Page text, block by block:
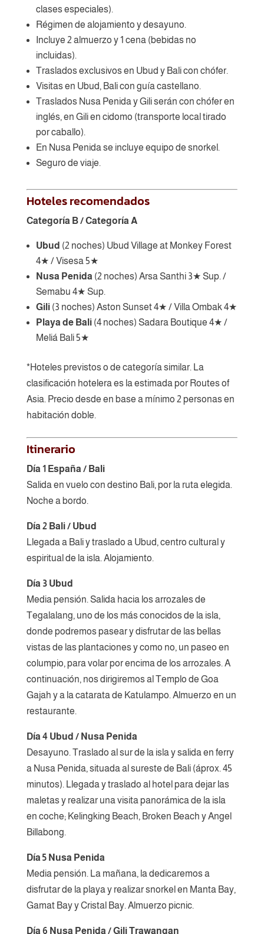
clases especiales).
Régimen de alojamiento y desayuno.
Incluye 2 almuerzo y 1 cena (bebidas no
incluidas).
Traslados exclusivos en Ubud y Bali con chófer.
Visitas en Ubud, Bali con guía castellano.
Traslados Nusa Penida y Gili serán con chófer en
inglés, en Gili en cidomo (transporte local tirado
por caballo).
En Nusa Penida se incluye equipo de snorkel.
Seguro de viaje.
Hoteles recomendados
Categoría B / Categoría A
Ubud (2 noches) Ubud Village at Monkey Forest
4★ / Visesa 5★
Nusa Penida (2 noches) Arsa Santhi 3★ Sup. /
Semabu 4★ Sup.
Gili(3 noches) Aston Sunset 4★ / Villa Ombak 4★
Playa de Bali(4 noches) Sadara Boutique 4★ /
Meliá Bali 5★
*Hoteles previstos o de categoría similar. La
clasificación hotelera es la estimada por Routes of
Asia. Precio desde en base a mínimo 2 personas en
habitación doble.
Itinerario
Día 1 España / Bali
Salida en vuelo con destino Bali, por la ruta elegida.
Noche a bordo.
Día 2 Bali / Ubud
Llegada a Bali y traslado a Ubud, centro cultural y
espiritual de la isla. Alojamiento.
Día 3 Ubud
Media pensión. Salida hacia los arrozales de
Tegalalang, uno de los más conocidos de la isla,
donde podremos pasear y disfrutar de las bellas
vistas de las plantaciones y como no, un paseo en
columpio, para volar por encima de los arrozales. A
continuación, nos dirigiremos al Templo de Goa
Gajah y a la catarata de Katulampo. Almuerzo en un
restaurante.
Día 4 Ubud / Nusa Penida
Desayuno. Traslado al sur de la isla y salida en ferry
a Nusa Penida, situada al sureste de Bali (áprox. 45
minutos). Llegada y traslado al hotel para dejar las
maletas y realizar una visita panorámica de la isla
en coche; Kelingking Beach, Broken Beach y Angel
Billabong.
Día 5 Nusa Penida
Media pensión. La mañana, la dedicaremos a
disfrutar de la playa y realizar snorkel en Manta Bay,
Gamat Bay y Cristal Bay. Almuerzo picnic.
Día 6 Nusa Penida / Gili Trawangan